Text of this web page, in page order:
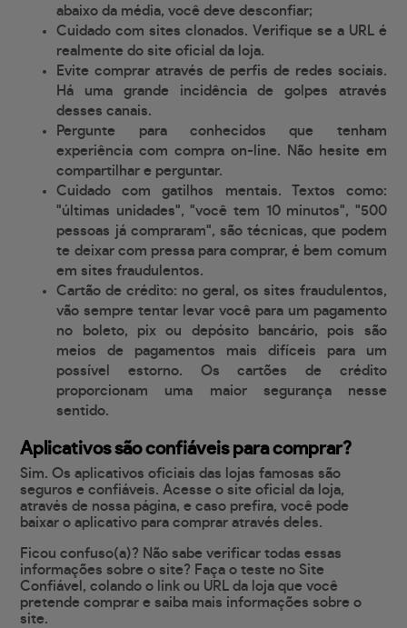
abaixo da média, você deve desconfiar;
Cuidado com sites clonados. Verifique se a URL é
realmente do site oficial da loja.
Evite comprar através de perfis de redes sociais.
Há uma grande incidência de golpes através
desses canais.
Pergunte para conhecidos que tenham
experiência com compra on-line. Não hesite em
compartilhar e perguntar.
Cuidado com gatilhos mentais. Textos como:
"últimas unidades", "você tem 10 minutos", "500
pessoas já compraram", são técnicas, que podem
te deixar com pressa para comprar, é bem comum
em sites fraudulentos.
Cartão de crédito: no geral, os sites fraudulentos,
vão sempre tentar levar você para um pagamento
no boleto, pix ou depósito bancário, pois são
meios de pagamentos mais difíceis para um
possível estorno. Os cartões de crédito
proporcionam uma maior segurança nesse
sentido.
Aplicativos são confiáveis para comprar?
Sim. Os aplicativos oficiais das lojas famosas são
seguros e confiáveis. Acesse o site oficial da loja,
através de nossa página, e caso prefira, você pode
baixar o aplicativo para comprar através deles.
Ficou confuso(a)? Não sabe verificar todas essas
informações sobre o site? Faça o teste no Site
Confiável, colando o link ou URL da loja que você
pretende comprar e saiba mais informações sobre o
site.